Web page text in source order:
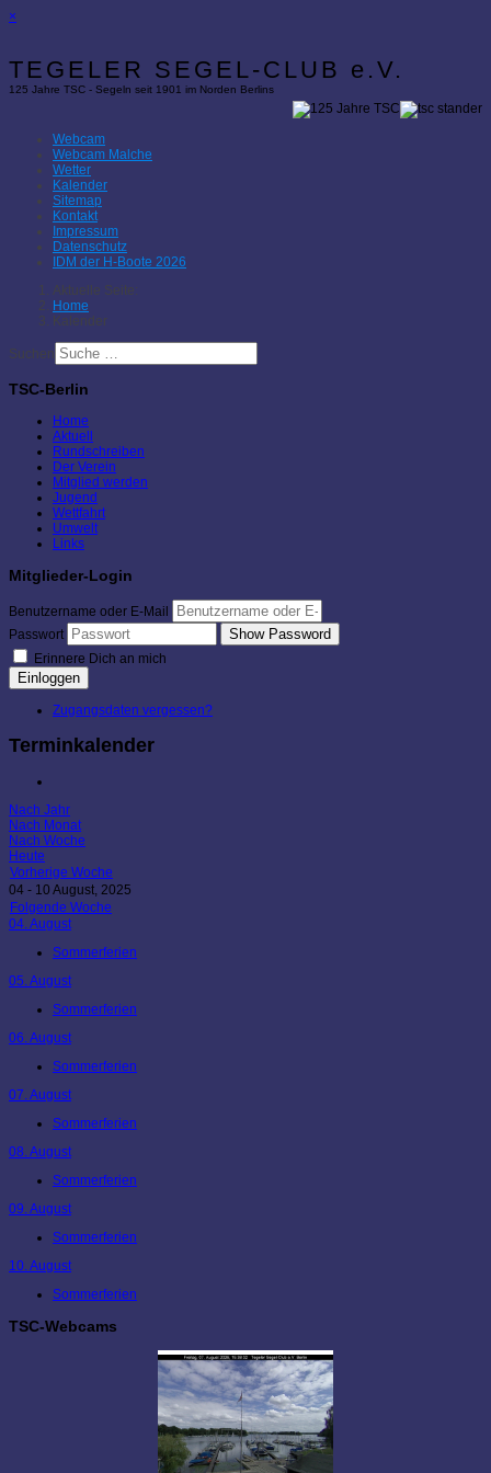
×
TEGELER SEGEL-CLUB e.V.
125 Jahre TSC - Segeln seit 1901 im Norden Berlins
Webcam
Webcam Malche
Wetter
Kalender
Sitemap
Kontakt
Impressum
Datenschutz
IDM der H-Boote 2026
Aktuelle Seite:
Home
Kalender
Suchen
TSC-Berlin
Home
Aktuell
Rundschreiben
Der Verein
Mitglied werden
Jugend
Wettfahrt
Umwelt
Links
Mitglieder-Login
Benutzername oder E-Mail
Passwort
Show Password
Erinnere Dich an mich
Einloggen
Zugangsdaten vergessen?
Terminkalender
Nach Jahr
Nach Monat
Nach Woche
Heute
Vorherige Woche
04 - 10 August, 2025
Folgende Woche
04. August
Sommerferien
05. August
Sommerferien
06. August
Sommerferien
07. August
Sommerferien
08. August
Sommerferien
09. August
Sommerferien
10. August
Sommerferien
TSC-Webcams